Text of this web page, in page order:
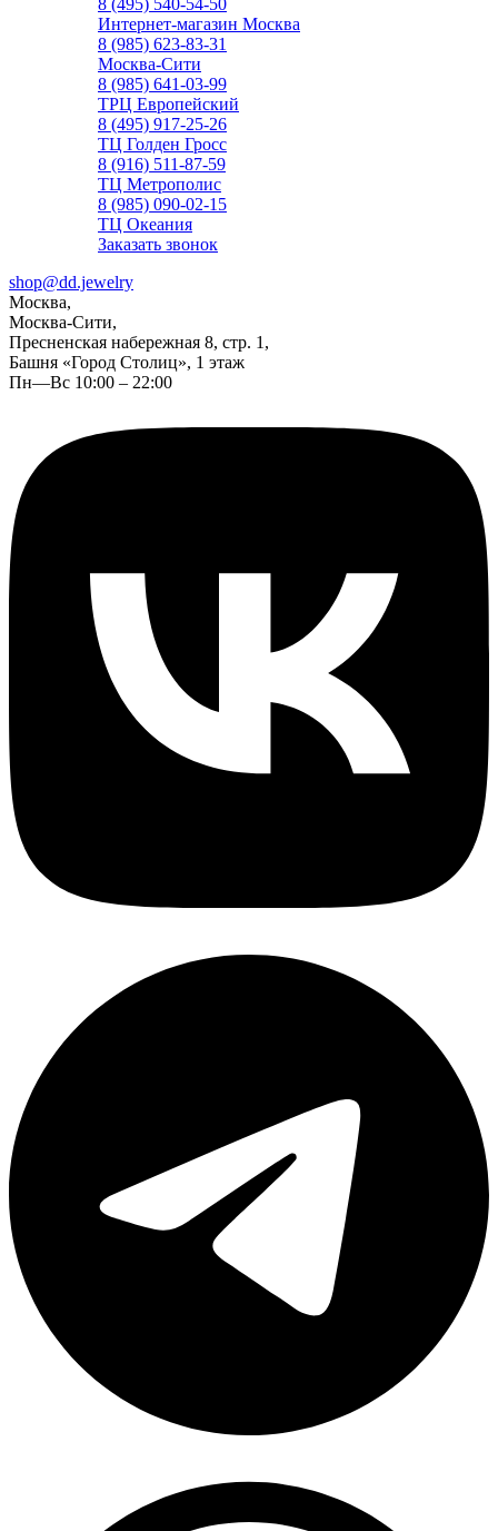
8 (495) 540-54-50
Интернет-магазин Москва
8 (985) 623-83-31
Москва-Сити
8 (985) 641-03-99
ТРЦ Европейский
8 (495) 917-25-26
ТЦ Голден Гросс
8 (916) 511-87-59
ТЦ Метрополис
8 (985) 090-02-15
ТЦ Океания
Заказать звонок
shop@dd.jewelry
Москва,
Москва-Сити,
Пресненская набережная 8, стр. 1,
Башня «Город Столиц», 1 этаж
Пн—Вс 10:00 – 22:00